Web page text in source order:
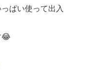
ぱい使って出入
😂